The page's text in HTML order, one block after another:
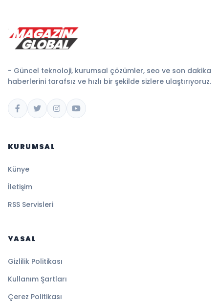
- Güncel teknoloji, kurumsal çözümler, seo ve son dakika
haberlerini tarafsız ve hızlı bir şekilde sizlere ulaştırıyoruz.
KURUMSAL
Künye
İletişim
RSS Servisleri
YASAL
Gizlilik Politikası
Kullanım Şartları
Çerez Politikası